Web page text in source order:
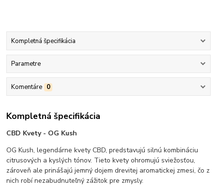
Kompletná špecifikácia
Parametre
Komentáre 0
Kompletná špecifikácia
CBD Kvety - OG Kush
OG Kush, legendárne kvety CBD, predstavujú silnú kombináciu
citrusových a kyslých tónov. Tieto kvety ohromujú sviežosťou,
zároveň ale prinášajú jemný dojem drevitej aromatickej zmesi, čo z
nich robí nezabudnuteľný zážitok pre zmysly.